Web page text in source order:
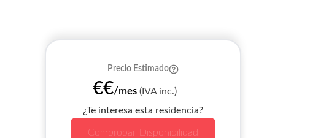
Precio Estimado
€€/mes (IVA inc.)
¿Te interesa esta residencia?
Comprobar Disponibilidad